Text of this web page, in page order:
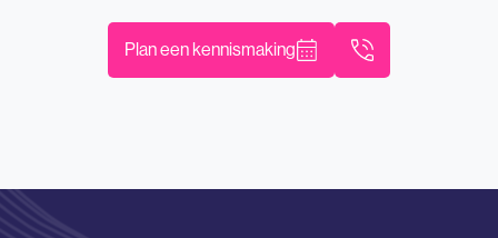
Plan een kennismaking